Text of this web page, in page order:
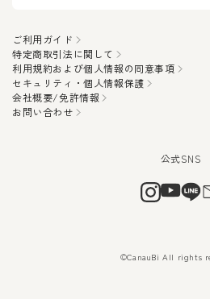
ご利用ガイド
特定商取引法に関して
利用規約および個人情報の同意事項
セキュリティ・個人情報保護
会社概要/免許情報
お問い合わせ
©CanauBi All rights